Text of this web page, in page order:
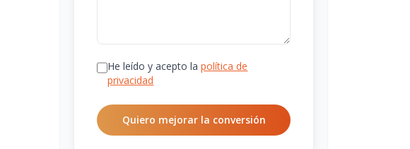
He leído y acepto lapolítica de
privacidad
Quiero mejorar la conversión